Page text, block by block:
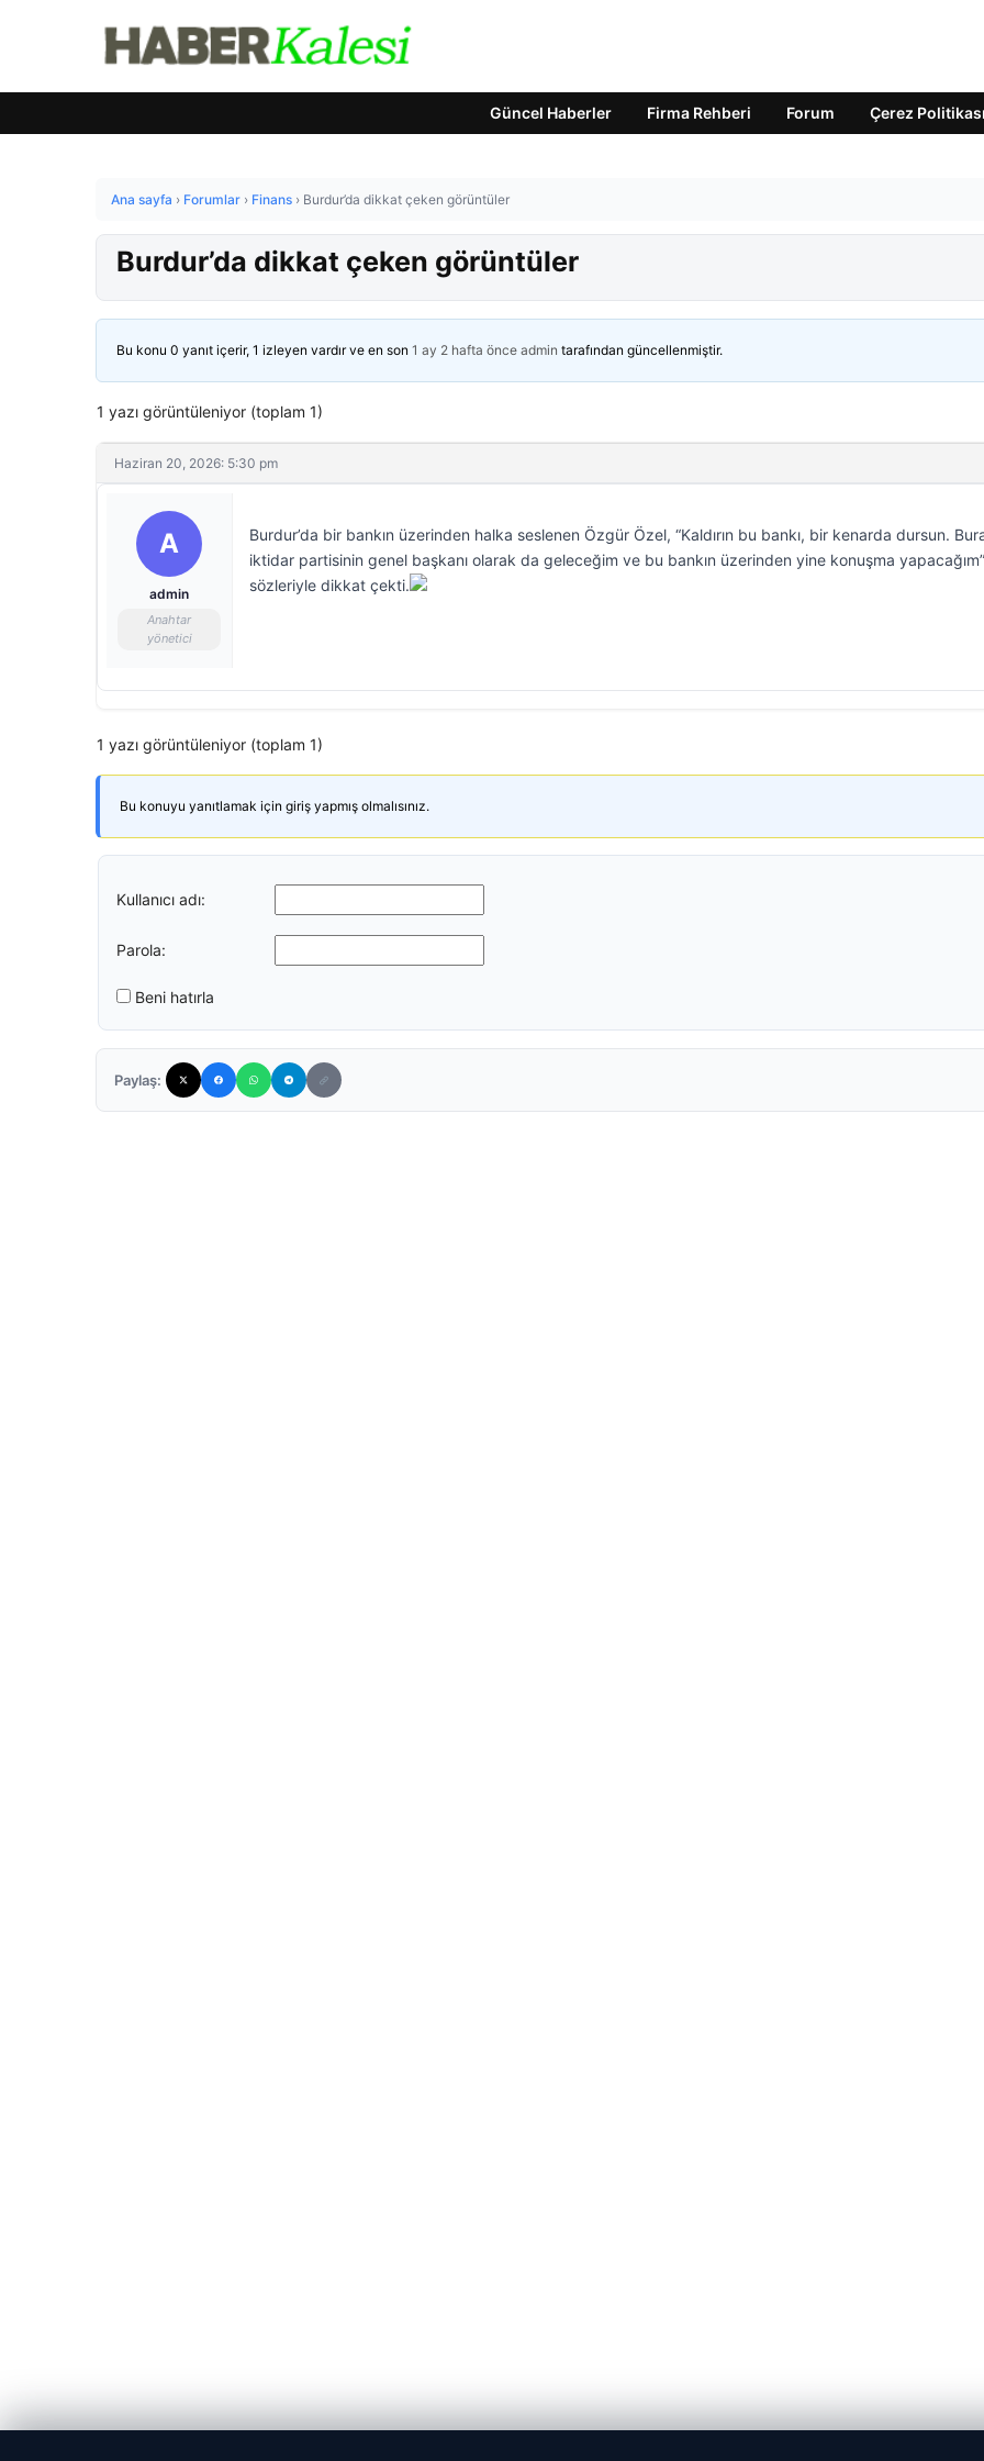
Güncel Haberler Firma Rehberi Forum Çerez Politikası
Ana sayfa › Forumlar › Finans › Burdur’da dikkat çeken görüntüler
Burdur’da dikkat çeken görüntüler
Bu konu 0 yanıt içerir, 1 izleyen vardır ve en son 1 ay 2 hafta önce admin tarafından güncellenmiştir.
1 yazı görüntüleniyor (toplam 1)
Haziran 20, 2026: 5:30 pm
A
admin
Anahtar
yönetici
Burdur’da bir bankın üzerinden halka seslenen Özgür Özel, “Kaldırın bu bankı, bir kenarda dursun.
iktidar partisinin genel başkanı olarak da geleceğim ve bu bankın üzerinden yine konuşma yapacağım”
sözleriyle dikkat çekti.
1 yazı görüntüleniyor (toplam 1)
Bu konuyu yanıtlamak için giriş yapmış olmalısınız.
Kullanıcı adı:
Parola:
Beni hatırla
Paylaş: